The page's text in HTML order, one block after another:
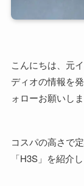
こんにちは、元
ディオの情報を
ォローお願いしま
コスパの高さで
「H3S」を紹介し